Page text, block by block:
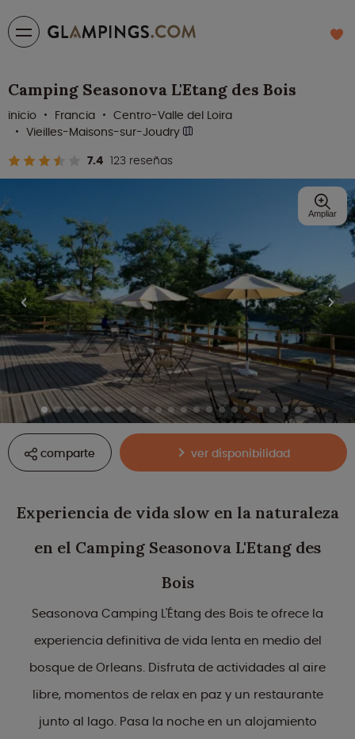
Camping Seasonova L'Etang des Bois
7.4 123 reseñas
inicio Francia
Centro-Valle del Loira
Vieilles-Maisons-sur-Joudry
comparte ver disponibilidad
Ampliar
Experiencia de vida slow en la naturaleza
en el Camping Seasonova L'Etang des
Bois
Seasonova Camping L'Étang des Bois te ofrece la
experiencia definitiva de vida lenta en medio del
bosque de Orleans. Disfruta de actividades al aire
libre, momentos de relax en paz y un restaurante
junto al lago. Pasa la noche en un alojamiento